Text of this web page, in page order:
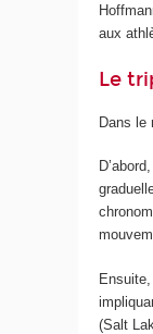
aux
Le
Dans le
(Salt